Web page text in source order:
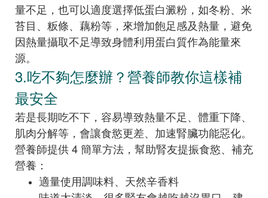
量不足，也可以適度選擇低蛋白澱粉，如冬粉、米
苔目、粄條、藕粉等，來增加飽足感及熱量，避免
因熱量攝取不足導致身體利用蛋白質作為能量來
源。
3.吃不夠怎麼辦？營養師教你這樣補
最安全
若是長期吃不下，容易導致熱量不足、體重下降、
肌肉分解等，會讓食慾更差、加速腎臟功能惡化。
營養師提供 4 簡單方法，幫助腎友提振食慾、補充
營養：
適量使用調味料、天然辛香料